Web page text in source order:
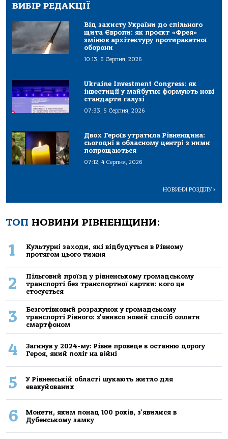
ВИБІР РЕДАКЦІЇ
Від захисту України до спільного
щита Європи: як проєкт «Фрея»
змінює архітектуру протиракетної
оборони
10:13, 6 Серпня, 2026
Ukraine Investment Congress: як
інвестиції у майбутнє формують нові
стандарти галузі
07:33, 5 Серпня, 2026
Двох Героїв утратила Рівненщина:
сьогодні в обласному центрі з ними
попрощаються
07:12, 4 Серпня, 2026
НОВИНИ РОЗДІЛУ>
ТОП НОВИНИ РІВНЕНЩИНИ:
1
Культурні заходи, які відбудуться в Рівному
протягом цього тижня
2
Пільговий проїзд у рівненському громадському
транспорті без транспортної картки: кого це
стосується
3
Безготівковий розрахунок у громадському
транспорті Рівного: з'явився новий спосіб оплати
смартфоном
4
Загинув у 2024-му: Рівне проведе в останню дорогу
Героя, який поліг на війні
5
У Рівненській області шукають житло для
евакуйованих
6
Монети, яким понад 100 років, з'явилися в
Дубенському замку